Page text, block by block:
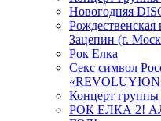
Новогодняя
Зацепин (г.
Рок Елка
Секс символ
Концерт
РОК ЕЛКА 2!